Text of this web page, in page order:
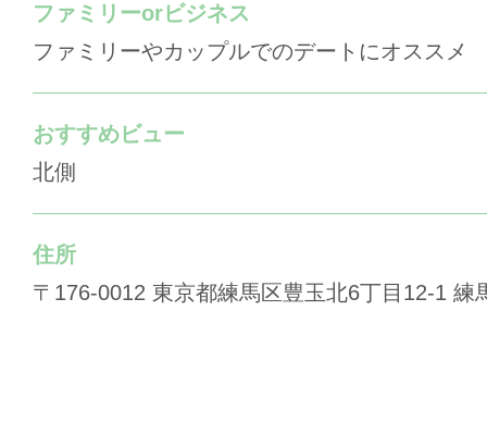
ファミリーorビジネス
ファミリーやカップルでのデートにオススメ
おすすめビュー
北側
住所
〒176-0012 東京都練馬区豊玉北6丁目12-1 練